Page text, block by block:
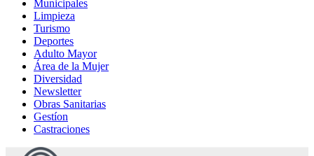
Municipales
Limpieza
Turismo
Deportes
Adulto Mayor
Área de la Mujer
Diversidad
Newsletter
Obras Sanitarias
Gestíon
Castraciones